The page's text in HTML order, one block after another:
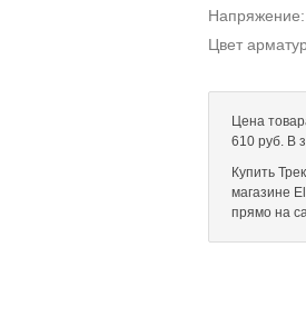
Цвет
Цена
610 руб. В
Купить
магазине
прямо на